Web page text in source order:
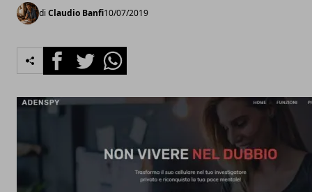
di Claudio Banfi10/07/2019
FacebookTwitterWhatsapp